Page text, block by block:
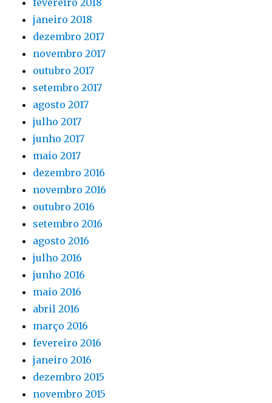
fevereiro 2018
janeiro 2018
dezembro 2017
novembro 2017
outubro 2017
setembro 2017
agosto 2017
julho 2017
junho 2017
maio 2017
dezembro 2016
novembro 2016
outubro 2016
setembro 2016
agosto 2016
julho 2016
junho 2016
maio 2016
abril 2016
março 2016
fevereiro 2016
janeiro 2016
dezembro 2015
novembro 2015